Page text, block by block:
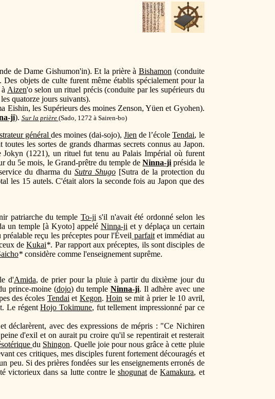
de Dame Gishumon'in). Et la prière à Bishamon (conduite
objets de culte furent même établis spécialement pour la
Aizen'o selon un rituel précis (conduite par les supérieurs du
quatorze jours suivants).
les Supérieurs des moines Zenson, Yüen et Gyohen).
ji). Sur la prière (Sado, 1272 à Sairen-bo)
général des moines (dai-sojo),Jien de l’écoleTendai, le
les sortes de grands dharmas secrets connus au Japon.
(1221), un rituel fut tenu au Palais Impérial où furent
du 5e mois, le Grand-prêtre du temple deNinna-ji présida le
du dharma du Sutra Shugo[Sutra de la protection du
les 15 autels. C'était alors la seconde fois au Japon que des
patriarche du temple To-ji s'il n'avait été ordonné selon les
un temple [à Kyoto] appelé Ninna-ji et y déplaça un certain
reçu les préceptes pour l'Éveil parfaitet immédiat au
deKukai*. Par rapport aux préceptes, ils sont disciples de
*considère comme l'enseignement suprême.
d'Amida, de prier pour la pluie à partir du dixième jour du
prince-moine (dojo) du templeNinna-ji. Il adhère avec une
des écoles Tendai et Kegon.Hoin se mit à prier le 10 avril,
Le régentHojo Tokimune, fut tellement impressionné par ce
déclarèrent, avec des expressions de mépris : "Ce Nichiren
d'exil et on aurait pu croire qu'il se repentirait et resterait
du Shingon. Quelle joie pour nous grâce à cette pluie
ces critiques, mes disciples furent fortement découragés et
Si des prières fondées sur les enseignements erronés de
victorieux dans sa lutte contre leshogunat deKamakura, et